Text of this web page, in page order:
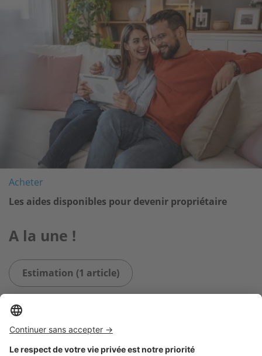
Acheter
Les aides disponibles pour devenir propriétaire
A la une !
Estimation (1 article)
Logic-Immo c’est aussi …